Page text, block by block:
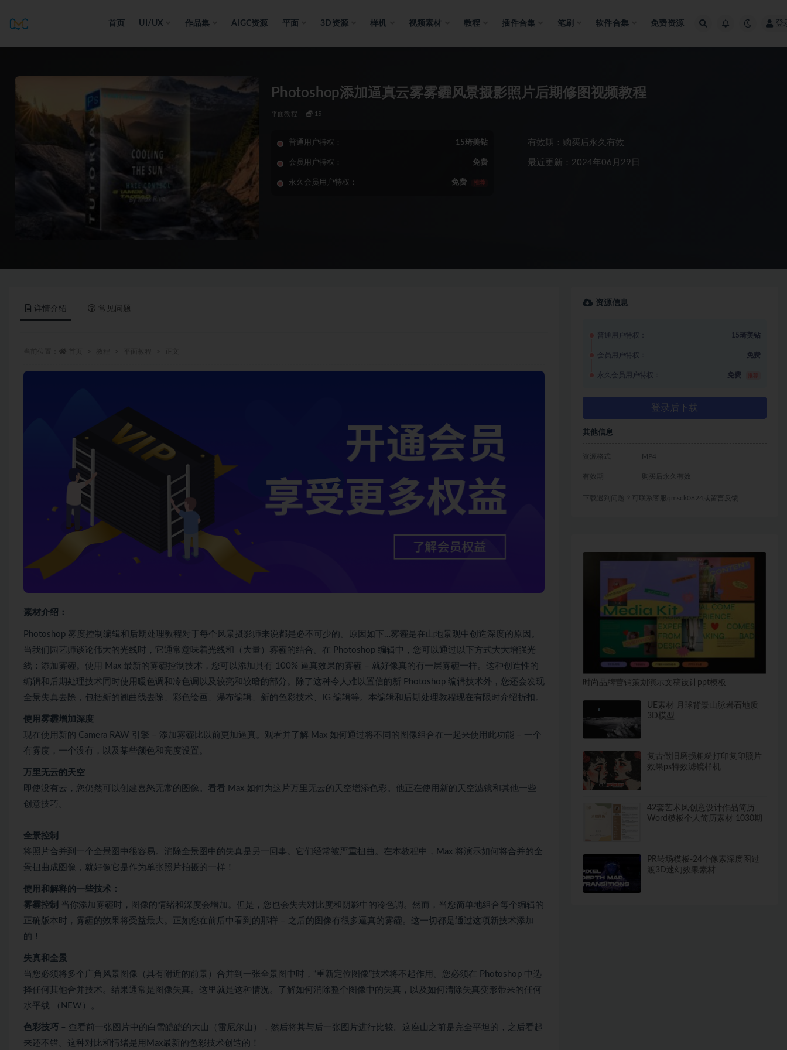
首页 UI/UX 作品集 AIGC资源 平面 3D资源 样机 视频素材 教程 插件合集 笔刷 软件合集 免费资源 登
Photoshop添加逼真云雾雾霾风景摄影照片后期修图视频教程
平面教程 15
普通用户特权： 15琦美钻
会员用户特权： 免费
永久会员用户特权： 免费 推荐
有效期：购买后永久有效
最近更新：2024年06月29日
详情介绍 常见问题
素材介绍：
Photoshop 雾度控制编辑和后期处理教程对于每个风景摄影师来说都是必不可少的。原因如下…雾霾是在山地景观中创造深度的原因。
当我们园艺师谈论伟大的光线时，它通常意味着光线和（大量）雾霾的结合。在 Photoshop 编辑中，您可以通过以下方式大大增强光
线：添加雾霾。使用 Max 最新的雾霾控制技术，您可以添加具有 100% 逼真效果的雾霾 – 就好像真的有一层雾霾一样。这种创造性的
编辑和后期处理技术同时使用暖色调和冷色调以及较亮和较暗的部分。除了这种令人难以置信的新 Photoshop 编辑技术外，您还会发现
全景失真去除，包括新的翘曲线去除、彩色绘画、瀑布编辑、新的色彩技术、IG 编辑等。本编辑和后期处理教程现在有限时介绍折扣。
使用雾霾增加深度
现在使用新的 Camera RAW 引擎 – 添加雾霾比以前更加逼真。观看并了解 Max 如何通过将不同的图像组合在一起来使用此功能 – 一个
有雾度，一个没有，以及某些颜色和亮度设置。
万里无云的天空
即使没有云，您仍然可以创建喜怒无常的图像。看看 Max 如何为这片万里无云的天空增添色彩。他正在使用新的天空滤镜和其他一些
创意技巧。
全景控制
将照片合并到一个全景图中很容易。消除全景图中的失真是另一回事。它们经常被严重扭曲。在本教程中，Max 将演示如何将合并的全
景扭曲成图像，就好像它是作为单张照片拍摄的一样！
使用和解释的一些技术：
雾霾控制
当你添加雾霾时，图像的情绪和深度会增加。但是，您也会失去对比度和阴影中的冷色调。然而，当您简单地组合每个编辑的
正确版本时，雾霾的效果将受益最大。正如您在前后中看到的那样 – 之后的图像有很多逼真的雾霾。这一切都是通过这项新技术添加
的！
失真和全景
当您必须将多个广角风景图像（具有附近的前景）合并到一张全景图中时，“重新定位图像”技术将不起作用。您必须在 Photoshop 中选
择任何其他合并技术。结果通常是图像失真。这里就是这种情况。了解如何消除整个图像中的失真，以及如何清除失真变形带来的任何
水平线 （NEW）。
色彩技巧 – 查看前一张图片中的白雪皑皑的大山（雷尼尔山），然后将其与后一张图片进行比较。这座山之前是完全平坦的，之后看起
来还不错。这种对比和情绪是用Max最新的色彩技术创造的！
资源信息
普通用户特权： 15琦美钻
会员用户特权： 免费
永久会员用户特权： 免费
登录后下载
其他信息
资源格式 MP4
有效期 购买后永久有效
下载遇到问题？可联系客服qmsck0824或留言反馈
时尚品牌营销策划演示文稿设计ppt模板
UE素材 月球背景山脉岩石地质
3D模型
复古做旧磨损粗糙打印复印照片
效果ps特效滤镜样机
42套艺术风创意设计作品简历
Word模板个人简历素材 1030期
PR转场模板-24个像素深度图过
渡3D迷幻效果素材